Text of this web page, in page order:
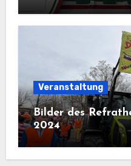
Veranstaltung
Bilder des
2024